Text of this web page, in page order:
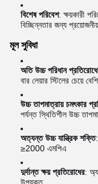
বিশেষ পরিবেশ: ক্ষয়কারী
বিচ্ছিন্নতার জন্য
মূল সুবিধা
অতি উচ্চ পরিধান
বার লেয়ার স্টিলের চেয়ে বেশি
উচ্চ তাপমাত্রায় চমৎকার
পর্যন্ত স্থিতিশীল উচ্চ
অত্যন্ত উচ্চ যান্ত্রিক শক্তি
≥2000 এমপিএ
দুর্দান্ত ক্ষয় প্রতিরোধের: